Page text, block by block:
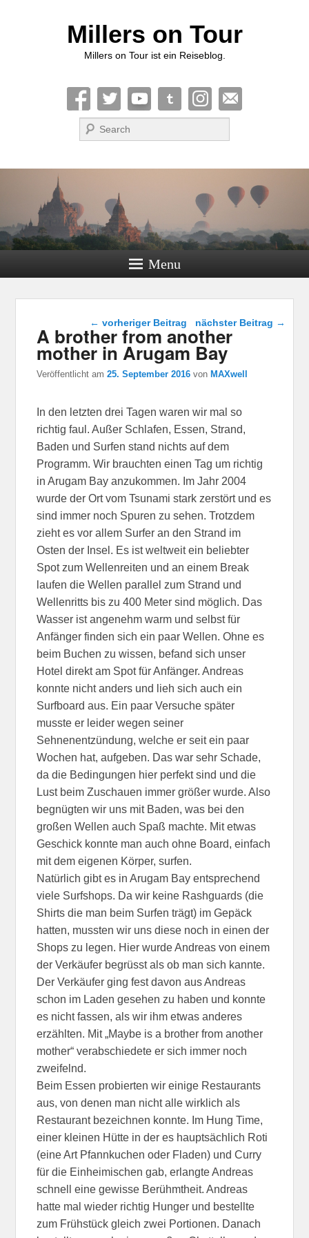
Millers on Tour
Millers on Tour ist ein Reiseblog.
Suche
Menu
Beitragsnavigation
← vorheriger Beitrag nächster Beitrag →
A brother from another
mother in Arugam Bay
Veröffentlicht am25. September 2016 vonMAXwell
In den letzten drei Tagen waren wir mal so
richtig faul. Außer Schlafen, Essen, Strand,
Baden und Surfen stand nichts auf dem
Programm. Wir brauchten einen Tag um richtig
in Arugam Bay anzukommen. Im Jahr 2004
wurde der Ort vom Tsunami stark zerstört und es
sind immer noch Spuren zu sehen. Trotzdem
zieht es vor allem Surfer an den Strand im
Osten der Insel. Es ist weltweit ein beliebter
Spot zum Wellenreiten und an einem Break
laufen die Wellen parallel zum Strand und
Wellenritts bis zu 400 Meter sind möglich. Das
Wasser ist angenehm warm und selbst für
Anfänger finden sich ein paar Wellen. Ohne es
beim Buchen zu wissen, befand sich unser
Hotel direkt am Spot für Anfänger. Andreas
konnte nicht anders und lieh sich auch ein
Surfboard aus. Ein paar Versuche später
musste er leider wegen seiner
Sehnenentzündung, welche er seit ein paar
Wochen hat, aufgeben. Das war sehr Schade,
da die Bedingungen hier perfekt sind und die
Lust beim Zuschauen immer größer wurde. Also
begnügten wir uns mit Baden, was bei den
großen Wellen auch Spaß machte. Mit etwas
Geschick konnte man auch ohne Board, einfach
mit dem eigenen Körper, surfen.
Natürlich gibt es in Arugam Bay entsprechend
viele Surfshops. Da wir keine Rashguards (die
Shirts die man beim Surfen trägt) im Gepäck
hatten, mussten wir uns diese noch in einen der
Shops zu legen. Hier wurde Andreas von einem
der Verkäufer begrüsst als ob man sich kannte.
Der Verkäufer ging fest davon aus Andreas
schon im Laden gesehen zu haben und konnte
es nicht fassen, als wir ihm etwas anderes
erzählten. Mit „Maybe is a brother from another
mother“ verabschiedete er sich immer noch
zweifelnd.
Beim Essen probierten wir einige Restaurants
aus, von denen man nicht alle wirklich als
Restaurant bezeichnen konnte. Im Hung Time,
einer kleinen Hütte in der es hauptsächlich Roti
(eine Art Pfannkuchen oder Fladen) und Curry
für die Einheimischen gab, erlangte Andreas
schnell eine gewisse Berühmtheit. Andreas
hatte mal wieder richtig Hunger und bestellte
zum Frühstück gleich zwei Portionen. Danach